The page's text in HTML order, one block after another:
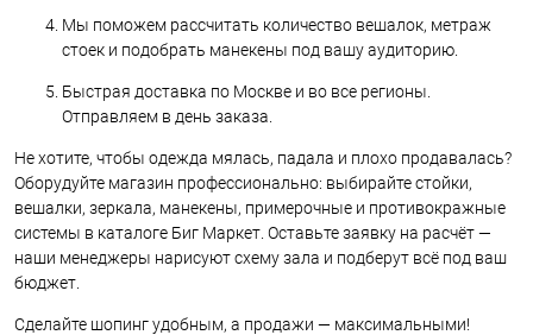
Мы поможем рассчитать количество вешалок, метраж
стоек и подобрать манекены под вашу аудиторию.
Быстрая доставка по Москве и во все регионы.
Отправляем в день заказа.
Не хотите, чтобы одежда мялась, падала и плохо продавалась?
Оборудуйте магазин профессионально: выбирайте стойки,
вешалки, зеркала, манекены, примерочные и противокражные
системы в каталоге Биг Маркет. Оставьте заявку на расчёт —
наши менеджеры нарисуют схему зала и подберут всё под ваш
бюджет.
Сделайте шопинг удобным, а продажи — максимальными!